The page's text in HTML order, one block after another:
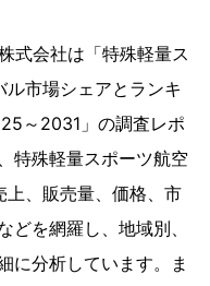
式会社は「特殊軽量ス
市場シェアとランキ
～2031」の調査レポ
特殊軽量スポーツ航空
、販売量、価格、市
を網羅し、地域別、
に分析しています。ま